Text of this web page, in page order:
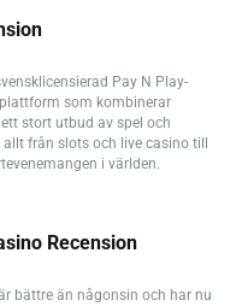
Pay N Play-
som kombinerar
stort utbud av spel och
från slots och live casino till
i världen.
Recension
bättre än någonsin och har nu